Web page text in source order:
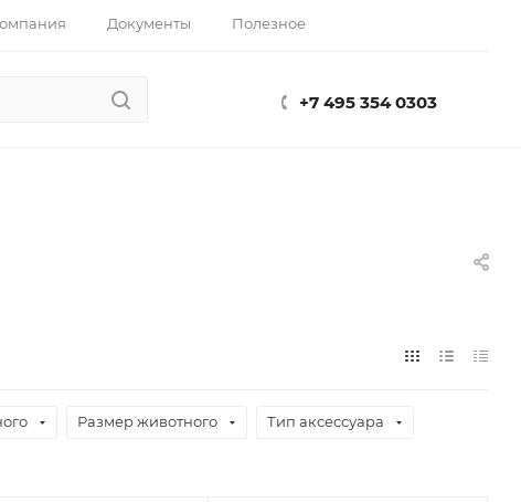
Документы Полезное
+7 495 354 0303
Размер животного Тип аксессуара